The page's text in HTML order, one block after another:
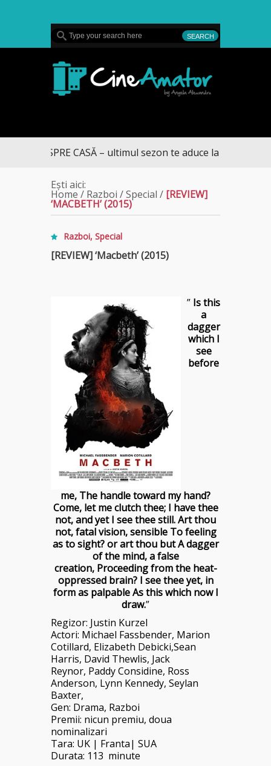
SPRE CASĂ – ultimul sezon te aduce la DIVA
Ești aici:
Home / Razboi /Special / [REVIEW]
‘MACBETH’ (2015)
Razboi, Special
[REVIEW] ‘Macbeth’ (2015)
” Is this
a
dagger
which I
see
before
me, The handle toward my hand?
Come, let me clutch thee; I have thee
not, and yet I see thee still. Art thou
not, fatal vision, sensible To feeling
as to sight? or art thou but A dagger
of the mind, a false
creation, Proceeding from the heat-
oppressed brain? I see thee yet, in
form as palpable As this which now I
draw.”
Regizor: Justin Kurzel
Actori: Michael Fassbender, Marion
Cotillard, Elizabeth Debicki,Sean
Harris, David Thewlis, Jack
Reynor, Paddy Considine, Ross
Anderson, Lynn Kennedy, Seylan
Baxter,
Gen: Drama, Razboi
Premii: nicun premiu, doua
nominalizari
Tara: UK | Franta| SUA
Durata: 113 minute